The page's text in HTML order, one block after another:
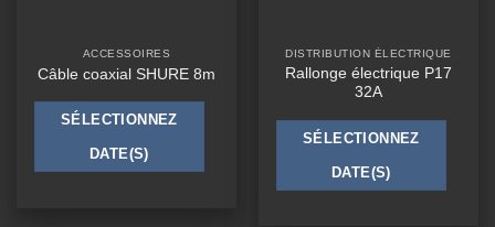
ACCESSOIRES
Câble coaxial SHURE 8m
SÉLECTIONNEZ
DATE(S)
DISTRIBUTION ÉLECTRIQUE
Rallonge électrique P17
32A
SÉLECTIONNEZ
DATE(S)